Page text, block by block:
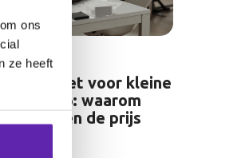
ons
ze heeft
voor kleine
in 2026: waarom
de prijs